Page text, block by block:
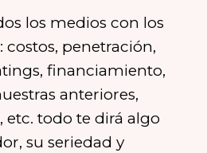
los medios con los
costos, penetración,
financiamiento,
anteriores,
etc. todo te dirá algo
su seriedad y